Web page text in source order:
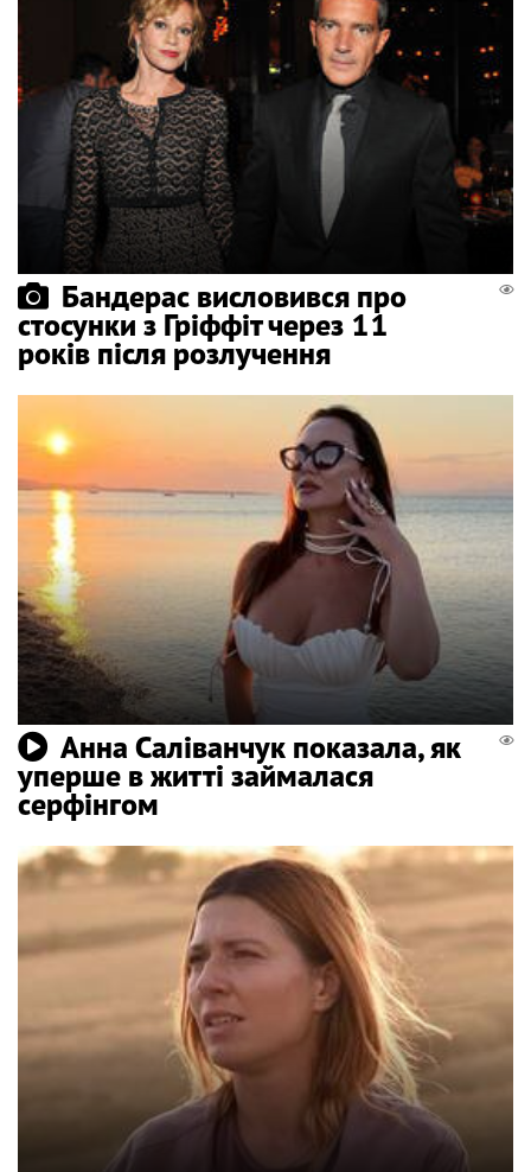
Бандерас висловився про
стосунки з Гріффіт через 11
років після розлучення
Анна Саліванчук показала, як
уперше в житті займалася
серфінгом